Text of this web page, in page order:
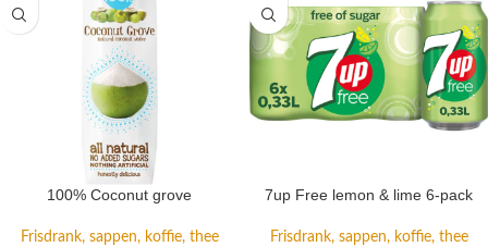
100% Coconut grove
Frisdrank, sappen, koffie, thee
7up Free lemon & lime 6-pack
Frisdrank, sappen, koffie, thee